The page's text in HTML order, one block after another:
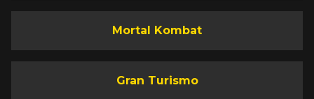
Mortal Kombat
Gran Turismo